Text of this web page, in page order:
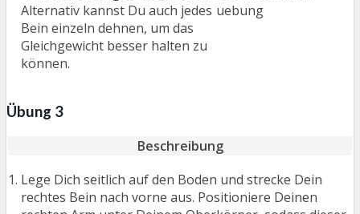
Alternativ kannst Du auch jedes
Bein einzeln dehnen, um das
Gleichgewicht besser halten zu
können.
Übung 3
Beschreibung
Lege Dich seitlich auf den Boden und strecke Dein
rechtes Bein nach vorne aus. Positioniere Deinen